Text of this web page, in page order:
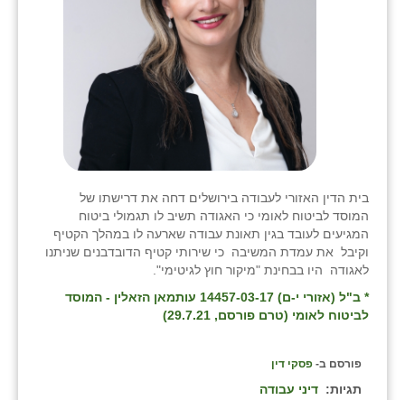
בית הדין האזורי לעבודה בירושלים דחה את דרישתו של
המוסד לביטוח לאומי כי האגודה תשיב לו תגמולי ביטוח
המגיעים לעובד בגין תאונת עבודה שארעה לו במהלך הקטיף
וקיבל את עמדת המשיבה כי שירותי קטיף הדובדבנים שניתנו
לאגודה היו בבחינת "מיקור חוץ לגיטימי".
* ב"ל (אזורי י-ם) 14457-03-17 עותמאן הזאלין - המוסד
לביטוח לאומי (טרם פורסם, 29.7.21)
פורסם ב- פסקי דין
תגיות: דיני עבודה